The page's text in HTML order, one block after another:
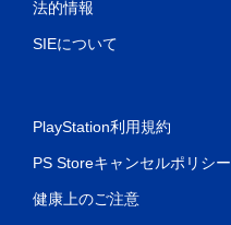
法的情報
SIEについて
PlayStation利用規約
PS Storeキャンセルポリシー
健康上のご注意